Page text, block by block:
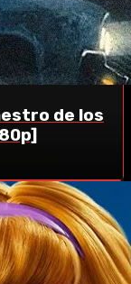
de los